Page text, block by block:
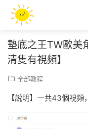
墊底之王TW歐美
清隻有視頻】
全部教程
【說明】一共43個視